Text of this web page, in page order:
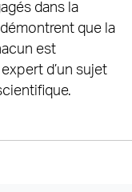
dans la
que la
est
d’un sujet